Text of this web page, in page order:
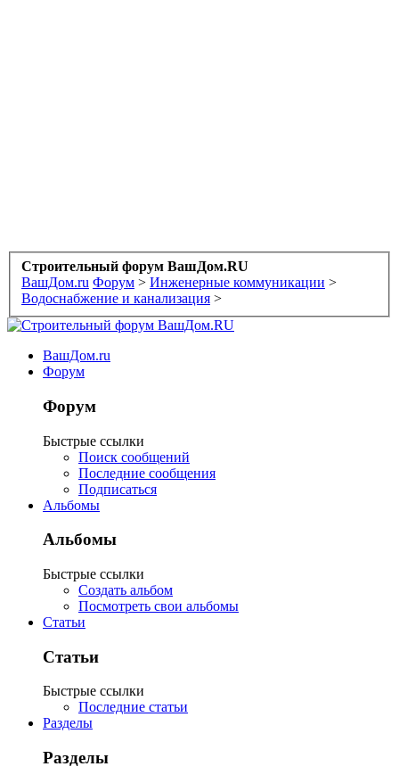
Строительный форум ВашДом.RU
ВашДом.ru Форум > Инженерные коммуникации >
Водоснабжение и канализация >
ВашДом.ru
Форум
Форум
Быстрые ссылки
Поиск сообщений
Последние сообщения
Подписаться
Альбомы
Альбомы
Быстрые ссылки
Создать альбом
Посмотреть свои альбомы
Статьи
Статьи
Быстрые ссылки
Последние статьи
Разделы
Разделы